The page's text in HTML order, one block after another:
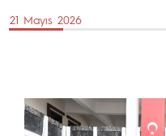
21 Mayıs 2026